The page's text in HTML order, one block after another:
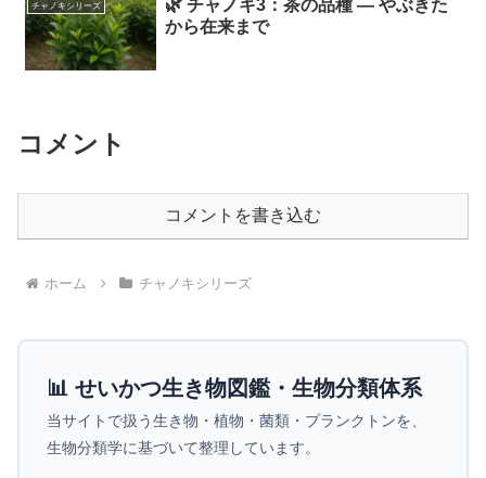
チャノキシリーズ
🌿 チャノキ3：茶の品種 ― やぶきた
から在来まで
コメント
コメントを書き込む
ホーム チャノキシリーズ
📊 せいかつ生き物図鑑・生物分類体系
当サイトで扱う生き物・植物・菌類・プランクトンを、
生物分類学に基づいて整理しています。